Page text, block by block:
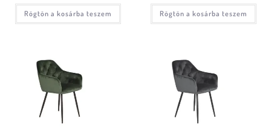
Rögtön a kosárba teszem Rögtön a kosárba teszem